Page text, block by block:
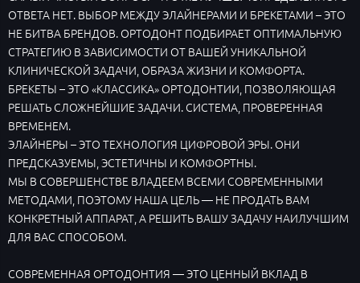
ОТВЕТА НЕТ. ВЫБОР МЕЖДУ ЭЛАЙНЕРАМИ И БРЕКЕТАМИ – ЭТО
НЕ БИТВА БРЕНДОВ. ОРТОДОНТ ПОДБИРАЕТ ОПТИМАЛЬНУЮ
СТРАТЕГИЮ В ЗАВИСИМОСТИ ОТ ВАШЕЙ УНИКАЛЬНОЙ
КЛИНИЧЕСКОЙ ЗАДАЧИ, ОБРАЗА ЖИЗНИ И КОМФОРТА.
БРЕКЕТЫ – ЭТО «КЛАССИКА» ОРТОДОНТИИ, ПОЗВОЛЯЮЩАЯ
РЕШАТЬ СЛОЖНЕЙШИЕ ЗАДАЧИ. СИСТЕМА, ПРОВЕРЕННАЯ
ВРЕМЕНЕМ.
ЭЛАЙНЕРЫ – ЭТО ТЕХНОЛОГИЯ ЦИФРОВОЙ ЭРЫ. ОНИ
ПРЕДСКАЗУЕМЫ, ЭСТЕТИЧНЫ И КОМФОРТНЫ.
МЫ В СОВЕРШЕНСТВЕ ВЛАДЕЕМ ВСЕМИ СОВРЕМЕННЫМИ
МЕТОДАМИ, ПОЭТОМУ НАША ЦЕЛЬ — НЕ ПРОДАТЬ ВАМ
КОНКРЕТНЫЙ АППАРАТ, А РЕШИТЬ ВАШУ ЗАДАЧУ НАИЛУЧШИМ
ДЛЯ ВАС СПОСОБОМ.
СОВРЕМЕННАЯ ОРТОДОНТИЯ — ЭТО ЦЕННЫЙ ВКЛАД В